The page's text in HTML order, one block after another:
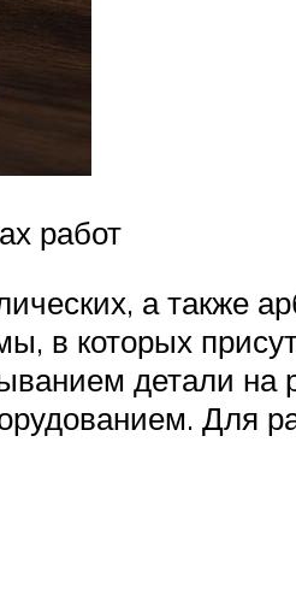
работ
а также
в которых
детали на
Для